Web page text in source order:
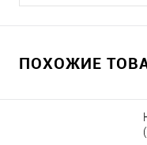
ПОХОЖИЕ